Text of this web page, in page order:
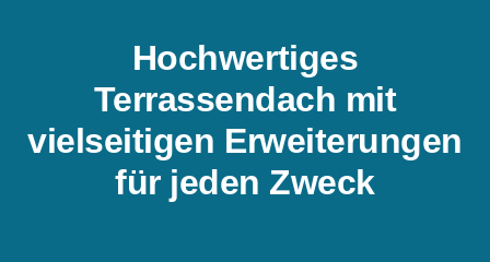
Hochwertiges
Terrassendach mit
vielseitigen Erweiterungen
für jeden Zweck